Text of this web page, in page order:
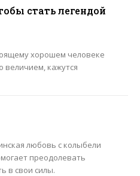
стать легендой
хорошем человеке
величием, кажутся
любовь с колыбели
преодолевать
в свои силы.